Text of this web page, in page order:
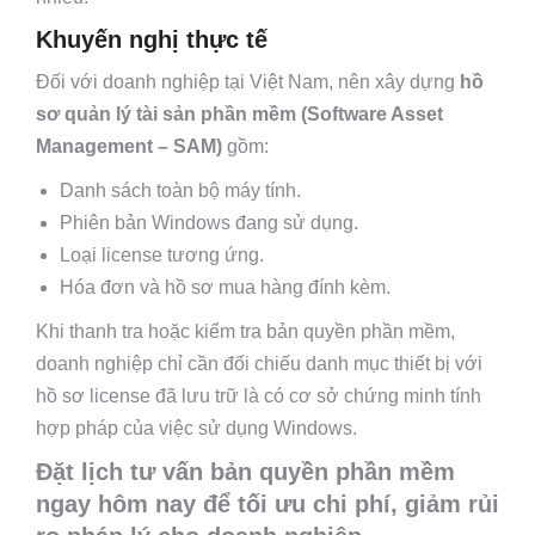
Khuyến nghị thực tế
Đối với doanh nghiệp tại Việt Nam, nên xây dựng hồ
sơ quản lý tài sản phần mềm (Software Asset
Management – SAM) gồm:
Danh sách toàn bộ máy tính.
Phiên bản Windows đang sử dụng.
Loại license tương ứng.
Hóa đơn và hồ sơ mua hàng đính kèm.
Khi thanh tra hoặc kiểm tra bản quyền phần mềm,
doanh nghiệp chỉ cần đối chiếu danh mục thiết bị với
hồ sơ license đã lưu trữ là có cơ sở chứng minh tính
hợp pháp của việc sử dụng Windows.
Đặt lịch tư vấn bản quyền phần mềm
ngay hôm nay để tối ưu chi phí, giảm rủi